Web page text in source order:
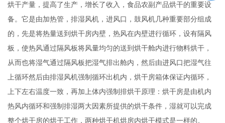
烘干产量，提高了生产，增长了收入，食品农副产品烘干的重要设
备。它是由加热管，排湿风机，进风口，鼓风机几种重要部分组成
的，先是将热量送到烘干房内壁，热风在内壁进行循环，设有隔风
板，使热风通过隔风板将风量均匀的送到烘干舱内进行物料烘干，
从而也将湿气通过隔风板把湿气排出舱内，然后由进风口把湿气往
上循环然后由排湿风机强制循环出机内，烘干房箱体保证内循环，
上下左右温度一致，再加上体内强制排烘干原理：烘干房是由机内
热风内循环和强制排湿两大因素所提供的烘干条件，湿就可以完成
整个烘干房的烘干工作，两种烘干机烘房内烘干模式是一样的。